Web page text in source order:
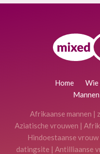
Home Wie
Mannen
Afrikaanse mannen |
Aziatische vrouwen |
Hindoestaanse vrouw
datingsite | Antilliaanse